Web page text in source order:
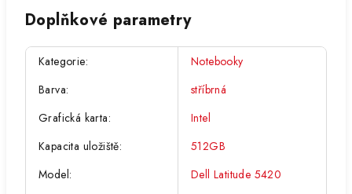
Doplňkové parametry
Kategorie:
Notebooky
Barva:
stříbrná
Grafická karta:
Intel
Kapacita uložiště:
512GB
Model:
Dell Latitude 5420